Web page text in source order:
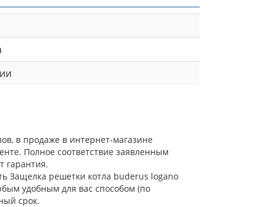
в продаже в интернет-магазине
Полное соответствие заявленным
гарантия.
Защелка решетки котла buderus logano
удобным для вас способом (по
срок.